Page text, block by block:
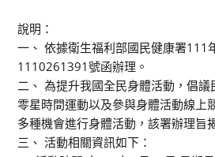
說明：
一、 依據衛生福利部國民健康署111
1110261391號函辦理。
二、 為提升我國全民身體活動，倡
零星時間運動以及參與身體活動線上
多種機會進行身體活動，該署辦理旨
三、 活動相關資訊如下：